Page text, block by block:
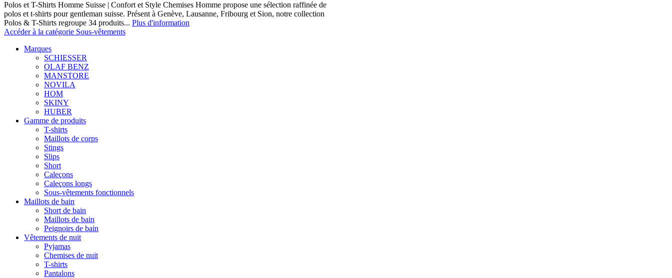
Polos et T-Shirts Homme Suisse | Confort et Style Chemises Homme propose une sélection raffinée de
polos et t-shirts pour gentleman suisse. Présent à Genève, Lausanne, Fribourg et Sion, notre collection
Polos & T-Shirts regroupe 34 produits... Plus d'information
Accéder à la catégorie Sous-vêtements
Marques
SCHIESSER
OLAF BENZ
MANSTORE
NOVILA
HOM
SKINY
HUBER
Gamme de produits
T-shirts
Maillots de corps
Stings
Slips
Short
Caleçons
Caleçons longs
Sous-vêtements fonctionnels
Maillots de bain
Short de bain
Maillots de bain
Peignoirs de bain
Vêtements de nuit
Pyjamas
Chemises de nuit
T-shirts
Pantalons